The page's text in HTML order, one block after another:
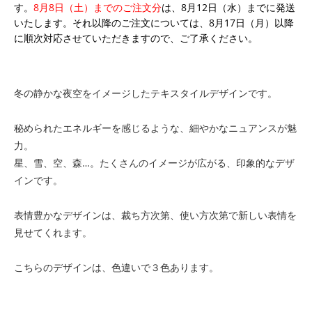
す。 8月8日（土）までのご注文分は、8月12日（水）までに発送
いたします。それ以降のご注文については、8月17日（月）以降
に順次対応させていただきますので、ご了承ください。
冬の静かな夜空をイメージしたテキスタイルデザインです。
秘められたエネルギーを感じるような、細やかなニュアンスが魅
力。
星、雪、空、森…。たくさんのイメージが広がる、印象的なデザ
インです。
表情豊かなデザインは、裁ち方次第、使い方次第で新しい表情を
見せてくれます。
こちらのデザインは、色違いで３色あります。